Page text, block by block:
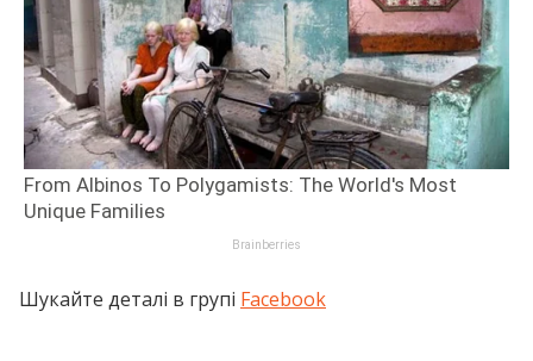
Шукайте деталі в групі Facebook